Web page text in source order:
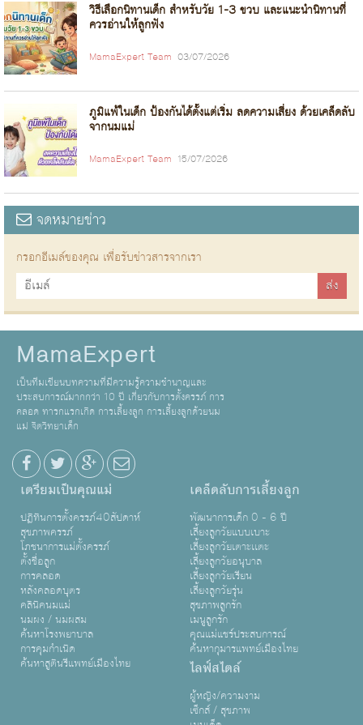
วิธีเลือกนิทานเด็ก สำหรับวัย 1-3 ขวบ และแนะนำนิทานที่
ควรอ่านให้ลูกฟัง
MamaExpert Team 03/07/2026
ภูมิแพ้ในเด็ก ป้องกันได้ตั้งแต่เริ่ม ลดความเสี่ยง ด้วยเคล็ดลับ
จากนมแม่
MamaExpert Team 15/07/2026
จดหมายข่าว
กรอกอีเมล์ของคุณ เพื่อรับข่าวสารจากเรา
MamaExpert
เป็นทีมเขียนบทความที่มีความรู้ความชำนาญและ
ประสบการณ์มากกว่า 10 ปี เกี่ยวกับการตั้งครรภ์ การ
คลอด ทารกแรกเกิด การเลี้ยงลูก การเลี้ยงลูกด้วยนม
แม่ จิตวิทยาเด็ก
เตรียมเป็นคุณแม่
ปฏิทินการตั้งครรภ์40สัปดาห์
สุขภาพครรภ์
โภชนาการแม่ตั้งครรภ์
ตั้งชื่อลูก
การคลอด
หลังคลอดบุตร
คลินิคนมแม่
นมผง / นมผสม
ค้นหาโรงพยาบาล
การคุมกำเนิด
ค้นหาสูตินรีแพทย์เมืองไทย
เคล็ดลับการเลี้ยงลูก
พัฒนาการเด็ก 0 - 6 ปี
เลี้ยงลูกวัยแบบเบาะ
เลี้ยงลูกวัยเตาะเเตะ
เลี้ยงลูกวัยอนุบาล
เลี้ยงลูกวัยเรียน
เลี้ยงลูกวัยรุ่น
สุขภาพลูกรัก
เมนูลูกรัก
คุณแม่แชร์ประสบการณ์
ค้นหากุมารแพทย์เมืองไทย
ไลฟ์สไตล์
ผู้หญิง/ความงาม
เซ็กส์ / สุขภาพ